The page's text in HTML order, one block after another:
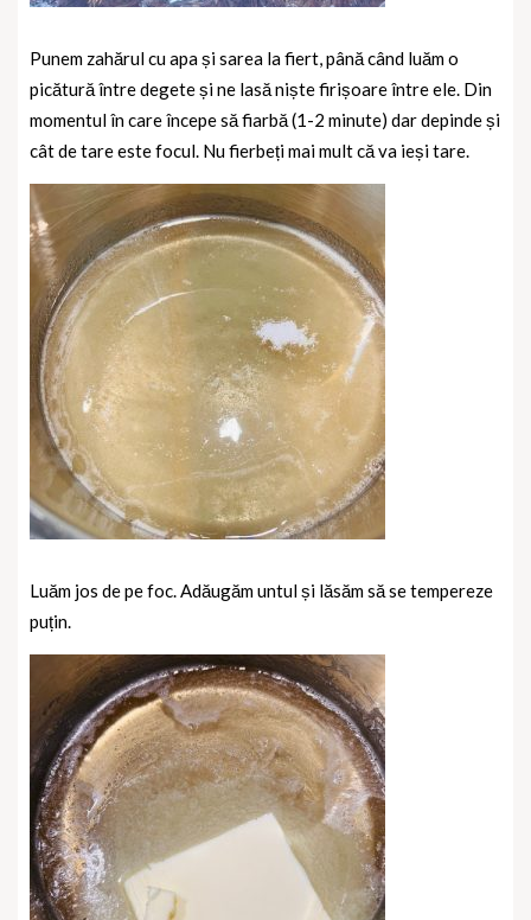
Punem zahărul cu apa și sarea la fiert, până când luăm o
picătură între degete și ne lasă niște firișoare între ele. Din
momentul în care începe să fiarbă (1-2 minute) dar depinde și
cât de tare este focul. Nu fierbeți mai mult că va ieși tare.
Luăm jos de pe foc. Adăugăm untul și lăsăm să se tempereze
puțin.